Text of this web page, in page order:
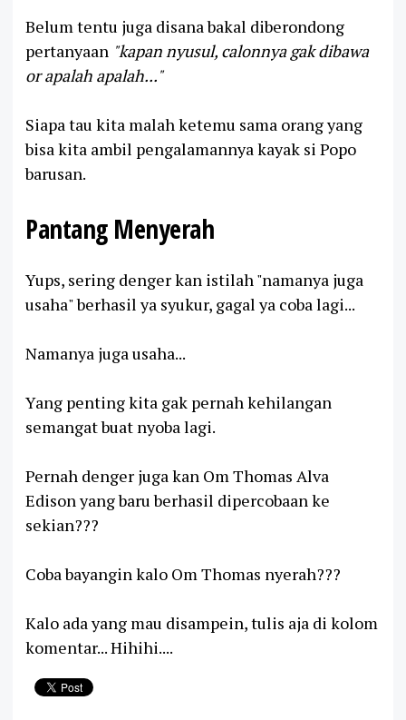
Belum tentu juga disana bakal diberondong
pertanyaan "kapan nyusul, calonnya gak dibawa
or apalah apalah..."
Siapa tau kita malah ketemu sama orang yang
bisa kita ambil pengalamannya kayak si Popo
barusan.
Pantang Menyerah
Yups, sering denger kan istilah "namanya juga
usaha" berhasil ya syukur, gagal ya coba lagi...
Namanya juga usaha...
Yang penting kita gak pernah kehilangan
semangat buat nyoba lagi.
Pernah denger juga kan Om Thomas Alva
Edison yang baru berhasil dipercobaan ke
sekian???
Coba bayangin kalo Om Thomas nyerah???
Kalo ada yang mau disampein, tulis aja di kolom
komentar... Hihihi....